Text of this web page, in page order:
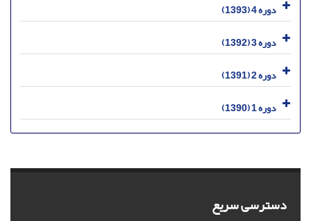
دوره 4 (1393)
دوره 3 (1392)
دوره 2 (1391)
دوره 1 (1390)
دسترسی سریع